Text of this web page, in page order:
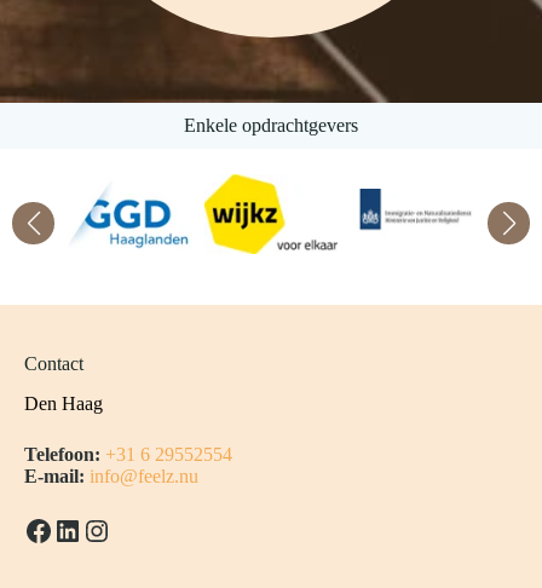
Enkele opdrachtgevers
Contact
Den Haag
Telefoon: +31 6 29552554
E-mail: info@feelz.nu
Facebook LinkedIn Instagram